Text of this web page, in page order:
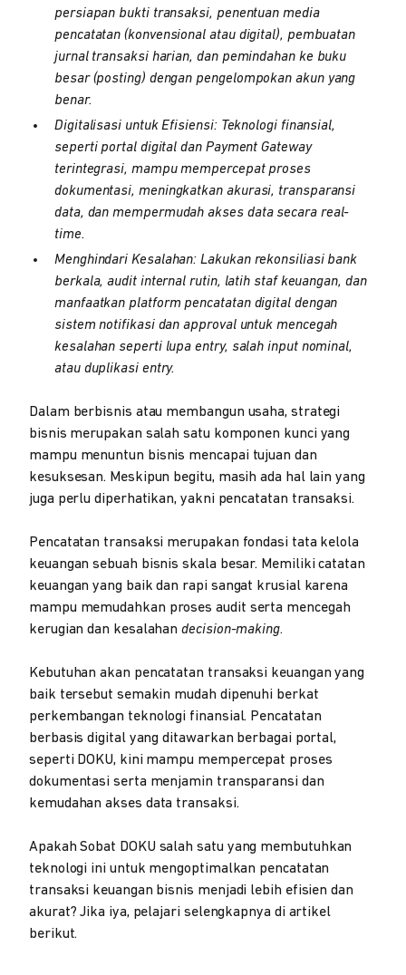
persiapan bukti transaksi, penentuan media
pencatatan (konvensional atau digital), pembuatan
jurnal transaksi harian, dan pemindahan ke buku
besar (posting) dengan pengelompokan akun yang
benar.
Digitalisasi untuk Efisiensi: Teknologi finansial,
seperti portal digital dan Payment Gateway
terintegrasi, mampu mempercepat proses
dokumentasi, meningkatkan akurasi, transparansi
data, dan mempermudah akses data secara real-
time.
Menghindari Kesalahan: Lakukan rekonsiliasi bank
berkala, audit internal rutin, latih staf keuangan, dan
manfaatkan platform pencatatan digital dengan
sistem notifikasi dan approval untuk mencegah
kesalahan seperti lupa entry, salah input nominal,
atau duplikasi entry.
Dalam berbisnis atau membangun usaha, strategi
bisnis merupakan salah satu komponen kunci yang
mampu menuntun bisnis mencapai tujuan dan
kesuksesan. Meskipun begitu, masih ada hal lain yang
juga perlu diperhatikan, yakni pencatatan transaksi.
Pencatatan transaksi merupakan fondasi tata kelola
keuangan sebuah bisnis skala besar. Memiliki catatan
keuangan yang baik dan rapi sangat krusial karena
mampu memudahkan proses audit serta mencegah
kerugian dan kesalahandecision-making.
Kebutuhan akan pencatatan transaksi keuangan yang
baik tersebut semakin mudah dipenuhi berkat
perkembangan teknologi finansial. Pencatatan
berbasis digital yang ditawarkan berbagai portal,
seperti DOKU, kini mampu mempercepat proses
dokumentasi serta menjamin transparansi dan
kemudahan akses data transaksi.
Apakah Sobat DOKU salah satu yang membutuhkan
teknologi ini untuk mengoptimalkan pencatatan
transaksi keuangan bisnis menjadi lebih efisien dan
akurat? Jika iya, pelajari selengkapnya di artikel
berikut.